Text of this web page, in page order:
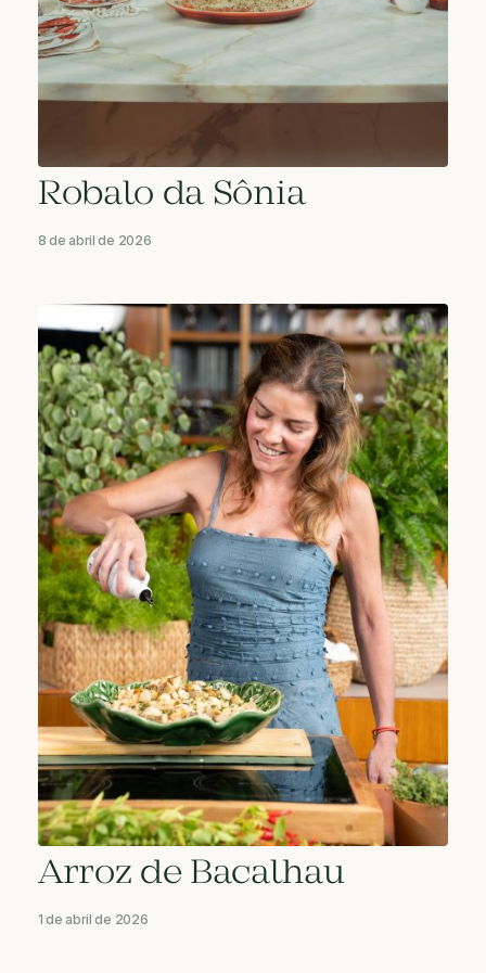
Robalo da Sônia
8 de abril de 2026
Arroz de Bacalhau
1 de abril de 2026